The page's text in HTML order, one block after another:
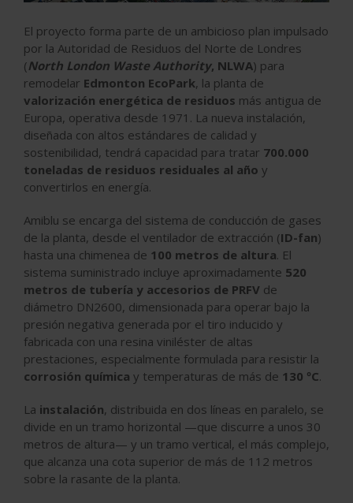
El proyecto forma parte de un ambicioso plan impulsado
por la Autoridad de Residuos del Norte de Londres
(North London Waste Authority, NLWA) para
remodelar Edmonton EcoPark, la planta de
valorización energética de residuos más antigua de
Europa, operativa desde 1971. La nueva instalación,
diseñada con altos estándares de calidad y
sostenibilidad, tendrá capacidad para tratar 700.000
toneladas de residuos residuales al año y
convertirlos en energía.
Amiblu se encarga del sistema de conducción de gases
de la planta, desde el ventilador de extracción (ID-fan)
hasta una chimenea de 100 metros de altura. El
sistema suministrado incluye aproximadamente 520
metros de tubería y accesorios de PRFV de
diámetro DN2600, dimensionada para operar bajo la
presión negativa generada por el tiro inducido y
fabricada con una resina viniléster de altas
prestaciones, especialmente formulada para resistir la
corrosión química y temperaturas de más de 130 ºC.
La instalación, distribuida en dos líneas en paralelo, se
divide en un tramo horizontal —que discurre a unos 30
metros de altura— y un tramo vertical, el más complejo,
que alcanza una cota superior de más de 112 metros
sobre la rasante de la planta.